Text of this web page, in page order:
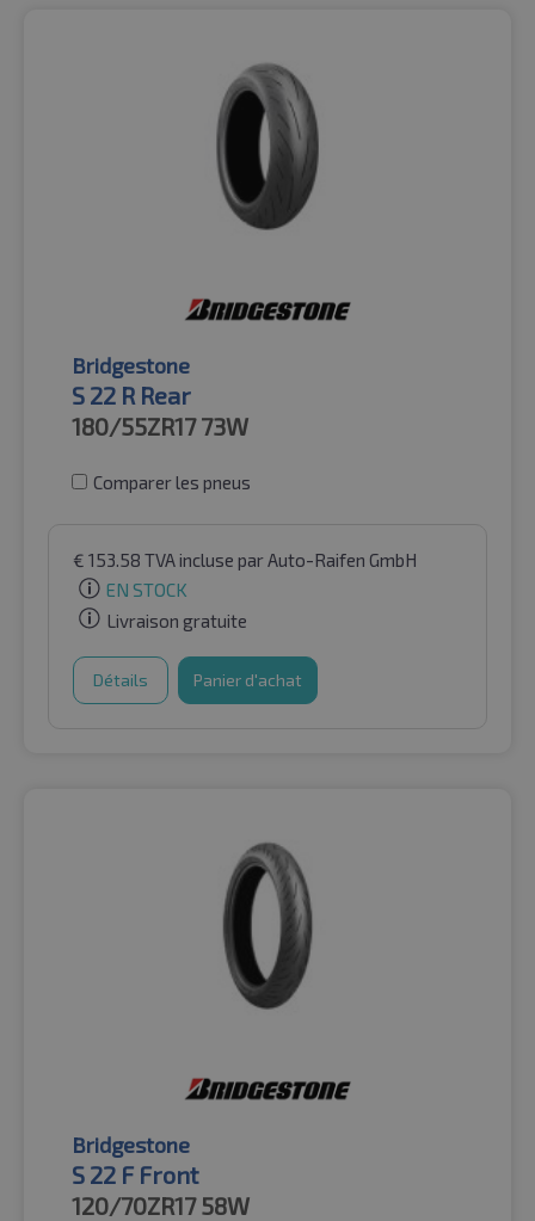
Bridgestone
S 22 R Rear
180/55ZR17 73W
Comparer les pneus
€ 153.58 TVA incluse par Auto-Raifen GmbH
EN STOCK
Livraison gratuite
Détails Panier d'achat
Bridgestone
S 22 F Front
120/70ZR17 58W